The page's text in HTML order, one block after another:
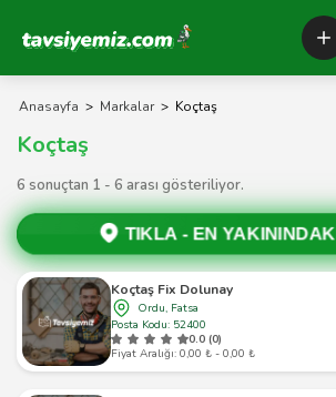
Tavsiyemiz Anasayfa
Anasayfa > Markalar > Koçtaş
Koçtaş
6 sonuçtan 1 - 6 arası gösteriliyor.
TIKLA - EN
Koçtaş Fix Dolunay
Ordu, Fatsa
Posta Kodu: 52400
0.0 (0)
Fiyat Aralığı: 0,00 ₺ - 0,00 ₺